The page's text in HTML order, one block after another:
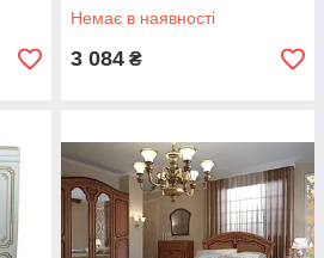
Немає в наявності
3 084 ₴